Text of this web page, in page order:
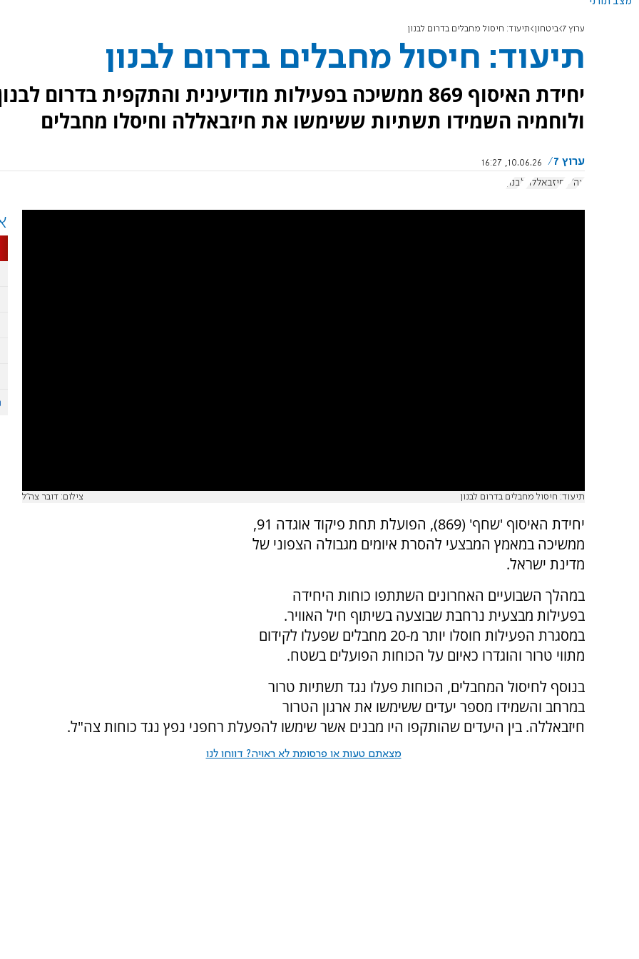
ערוץ 7 ביטחון תיעוד: חיסול מחבלים בדרום לבנון
תיעוד: חיסול מחבלים בדרום לבנון
יחידת האיסוף 869 ממשיכה בפעילות מודיעינית והתקפית בדרום
ולוחמיה השמידו תשתיות ששימשו את חיזבאללה וחיסלו מחבלים
ערוץ 7
10.06.26, 16:27
צה"ל
חיזבאללה לבנון
תיעוד: חיסול מחבלים בדרום לבנון צילום: דובר צה"ל
יחידת האיסוף 'שחף' (869), הפועלת תחת פיקוד אוגדה 91,
ממשיכה במאמץ המבצעי להסרת איומים מגבולה הצפוני של
מדינת ישראל.
במהלך השבועיים האחרונים השתתפו כוחות היחידה
בפעילות מבצעית נרחבת שבוצעה בשיתוף חיל האוויר.
במסגרת הפעילות חוסלו יותר מ-20 מחבלים שפעלו לקידום
מתווי טרור והוגדרו כאיום על הכוחות הפועלים בשטח.
בנוסף לחיסול המחבלים, הכוחות פעלו נגד תשתיות טרור
במרחב והשמידו מספר יעדים ששימשו את ארגון הטרור
חיזבאללה. בין היעדים שהותקפו היו מבנים אשר שימשו להפעלת רחפני נפץ נגד כוחות צה"ל.
מצאתם טעות או פרסומת לא ראויה? דווחו לנו